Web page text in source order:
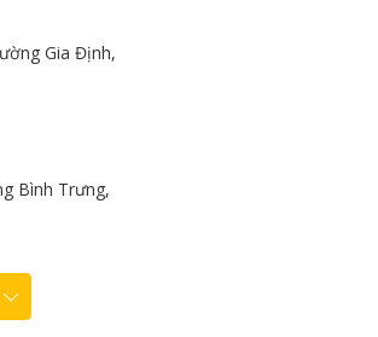
Gia Định,
Bình Trưng,